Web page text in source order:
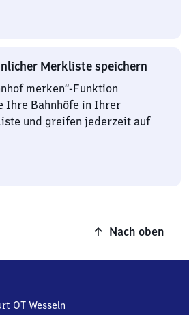
Merkliste speichern
merken“-Funktion
Ihre Bahnhöfe in Ihrer
und greifen jederzeit auf
Nach oben
OT Wesseln